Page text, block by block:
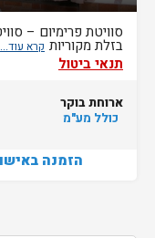
סוויטת פרימיום –
בזלת מקוריות
תנאי ביטול
ארוחת בוקר
כולל מע"מ
הזמנה